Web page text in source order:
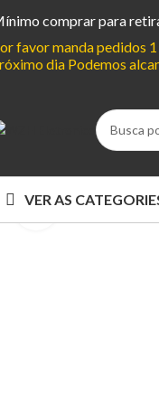
comprar para
favor manda pedidos
dia Podemos
VER ASClique para